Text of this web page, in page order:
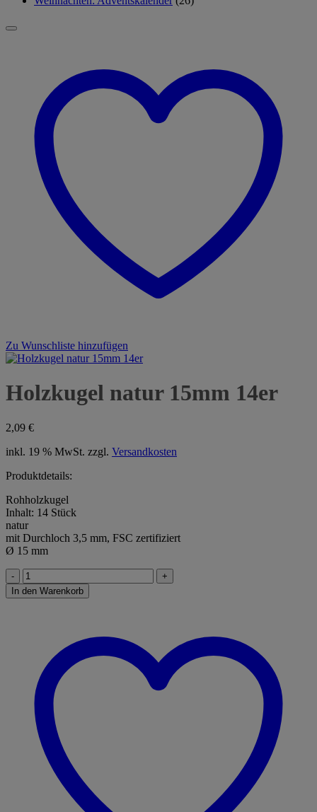
Zu Wunschliste hinzufügen
Holzkugel natur 15mm 14er
2,09 €
inkl. 19 % MwSt. zzgl. Versandkosten
Produktdetails:
Rohholzkugel
Inhalt: 14 Stück
natur
mit Durchloch 3,5 mm, FSC zertifiziert
Ø 15 mm
Holzkugel
natur
15mm
In den Warenkorb